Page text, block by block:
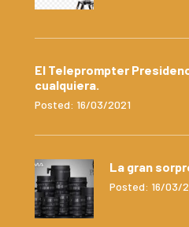
El Teleprompter
cualquiera.
Posted: 16/03/2021
La gran
Posted: 16/03/